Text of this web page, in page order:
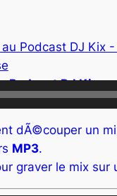
Podcast DJ Kix
dÃ©couper un
MP3.
graver le mix sur